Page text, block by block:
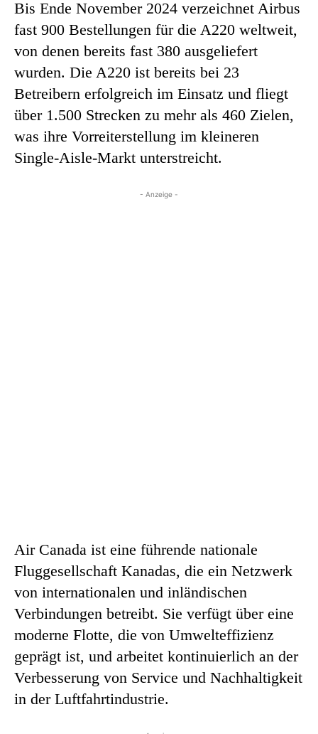
Bis Ende November 2024 verzeichnet Airbus
fast 900 Bestellungen für die A220 weltweit,
von denen bereits fast 380 ausgeliefert
wurden. Die A220 ist bereits bei 23
Betreibern erfolgreich im Einsatz und fliegt
über 1.500 Strecken zu mehr als 460 Zielen,
was ihre Vorreiterstellung im kleineren
Single-Aisle-Markt unterstreicht.
- Anzeige -
Air Canada ist eine führende nationale
Fluggesellschaft Kanadas, die ein Netzwerk
von internationalen und inländischen
Verbindungen betreibt. Sie verfügt über eine
moderne Flotte, die von Umwelteffizienz
geprägt ist, und arbeitet kontinuierlich an der
Verbesserung von Service und Nachhaltigkeit
in der Luftfahrtindustrie.